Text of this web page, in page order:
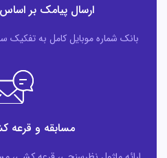
ارسال پیامک بر
بانک شماره موبایل کامل به
مسابقه و قرعه